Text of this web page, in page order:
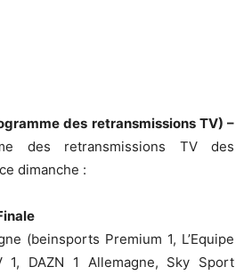
des retransmissions TV) –
des retransmissions TV des
dimanche :
(beinsports Premium 1, L’Equipe
DAZN 1 Allemagne, Sky Sport